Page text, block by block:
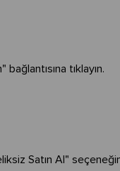
tıklayın.
Satın Al"